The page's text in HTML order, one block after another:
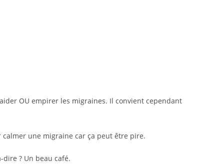
OU empirer les migraines. Il convient cependant
calmer une migraine car ça peut être pire.
dire ? Un beau café.